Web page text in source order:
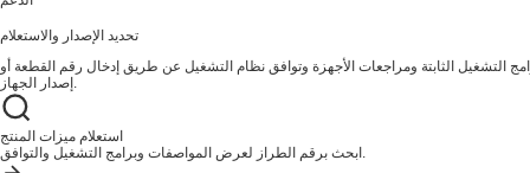
تحديد الإصدار والاستعلام
التشغيل الثابتة ومراجعات الأجهزة وتوافق نظام التشغيل عن طريق إدخال رقم القطعة أو
إصدار الجهاز.
استعلام ميزات المنتج
ابحث برقم الطراز لعرض المواصفات وبرامج التشغيل والتوافق.